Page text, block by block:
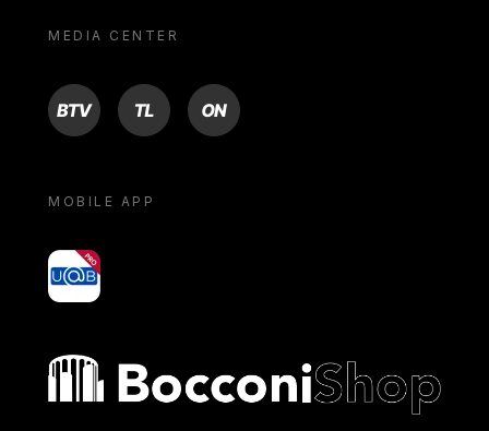
MEDIA CENTER
BTV TL ON
MOBILE APP
yoU@B
Bocconi shop